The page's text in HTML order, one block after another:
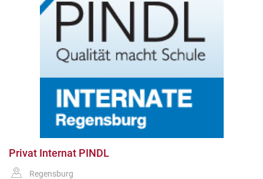
Privat Internat PINDL
Regensburg